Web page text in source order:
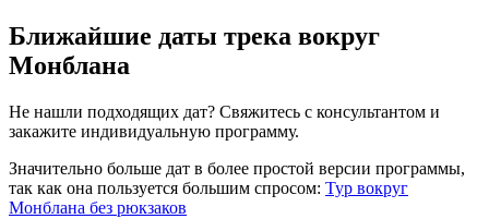
Ближайшие даты трека вокруг
Монблана
Не нашли подходящих дат? Свяжитесь с консультантом и
закажите индивидуальную программу.
Значительно больше дат в более простой версии программы,
так как она пользуется большим спросом: Тур вокруг
Монблана без рюкзаков